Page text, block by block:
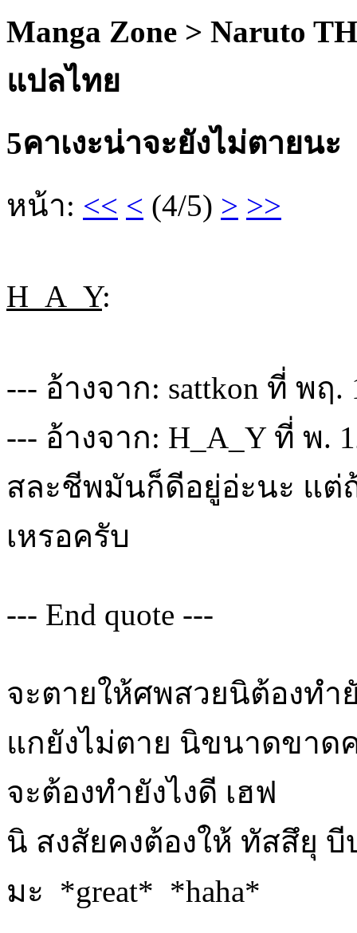
Manga Zone > Naruto
แปลไทย
5คาเงะน่าจะยังไม่ตายนะ
หน้า: << < (4/5) > >>
H_A_Y:
--- อ้างจาก: sattkon ที่ พฤ.
--- อ้างจาก: H_A_Y ที่ พ.
สละชีพมันก็ดีอยู่อ่ะนะ แต่
เหรอครับ
--- End quote ---
จะตายให้ศพสวยนิต้องทำ
แกยังไม่ตาย นิขนาดขาด
จะต้องทำยังไงดี เฮฟ
นิ สงสัยคงต้องให้ ทัสสึยุ
มะ *great* *haha*